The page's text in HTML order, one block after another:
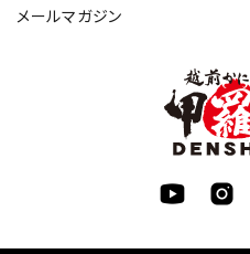
メールマガジン